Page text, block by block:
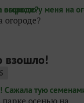
огороде?
взошло!
5